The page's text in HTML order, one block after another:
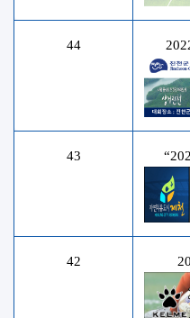
44
43
42